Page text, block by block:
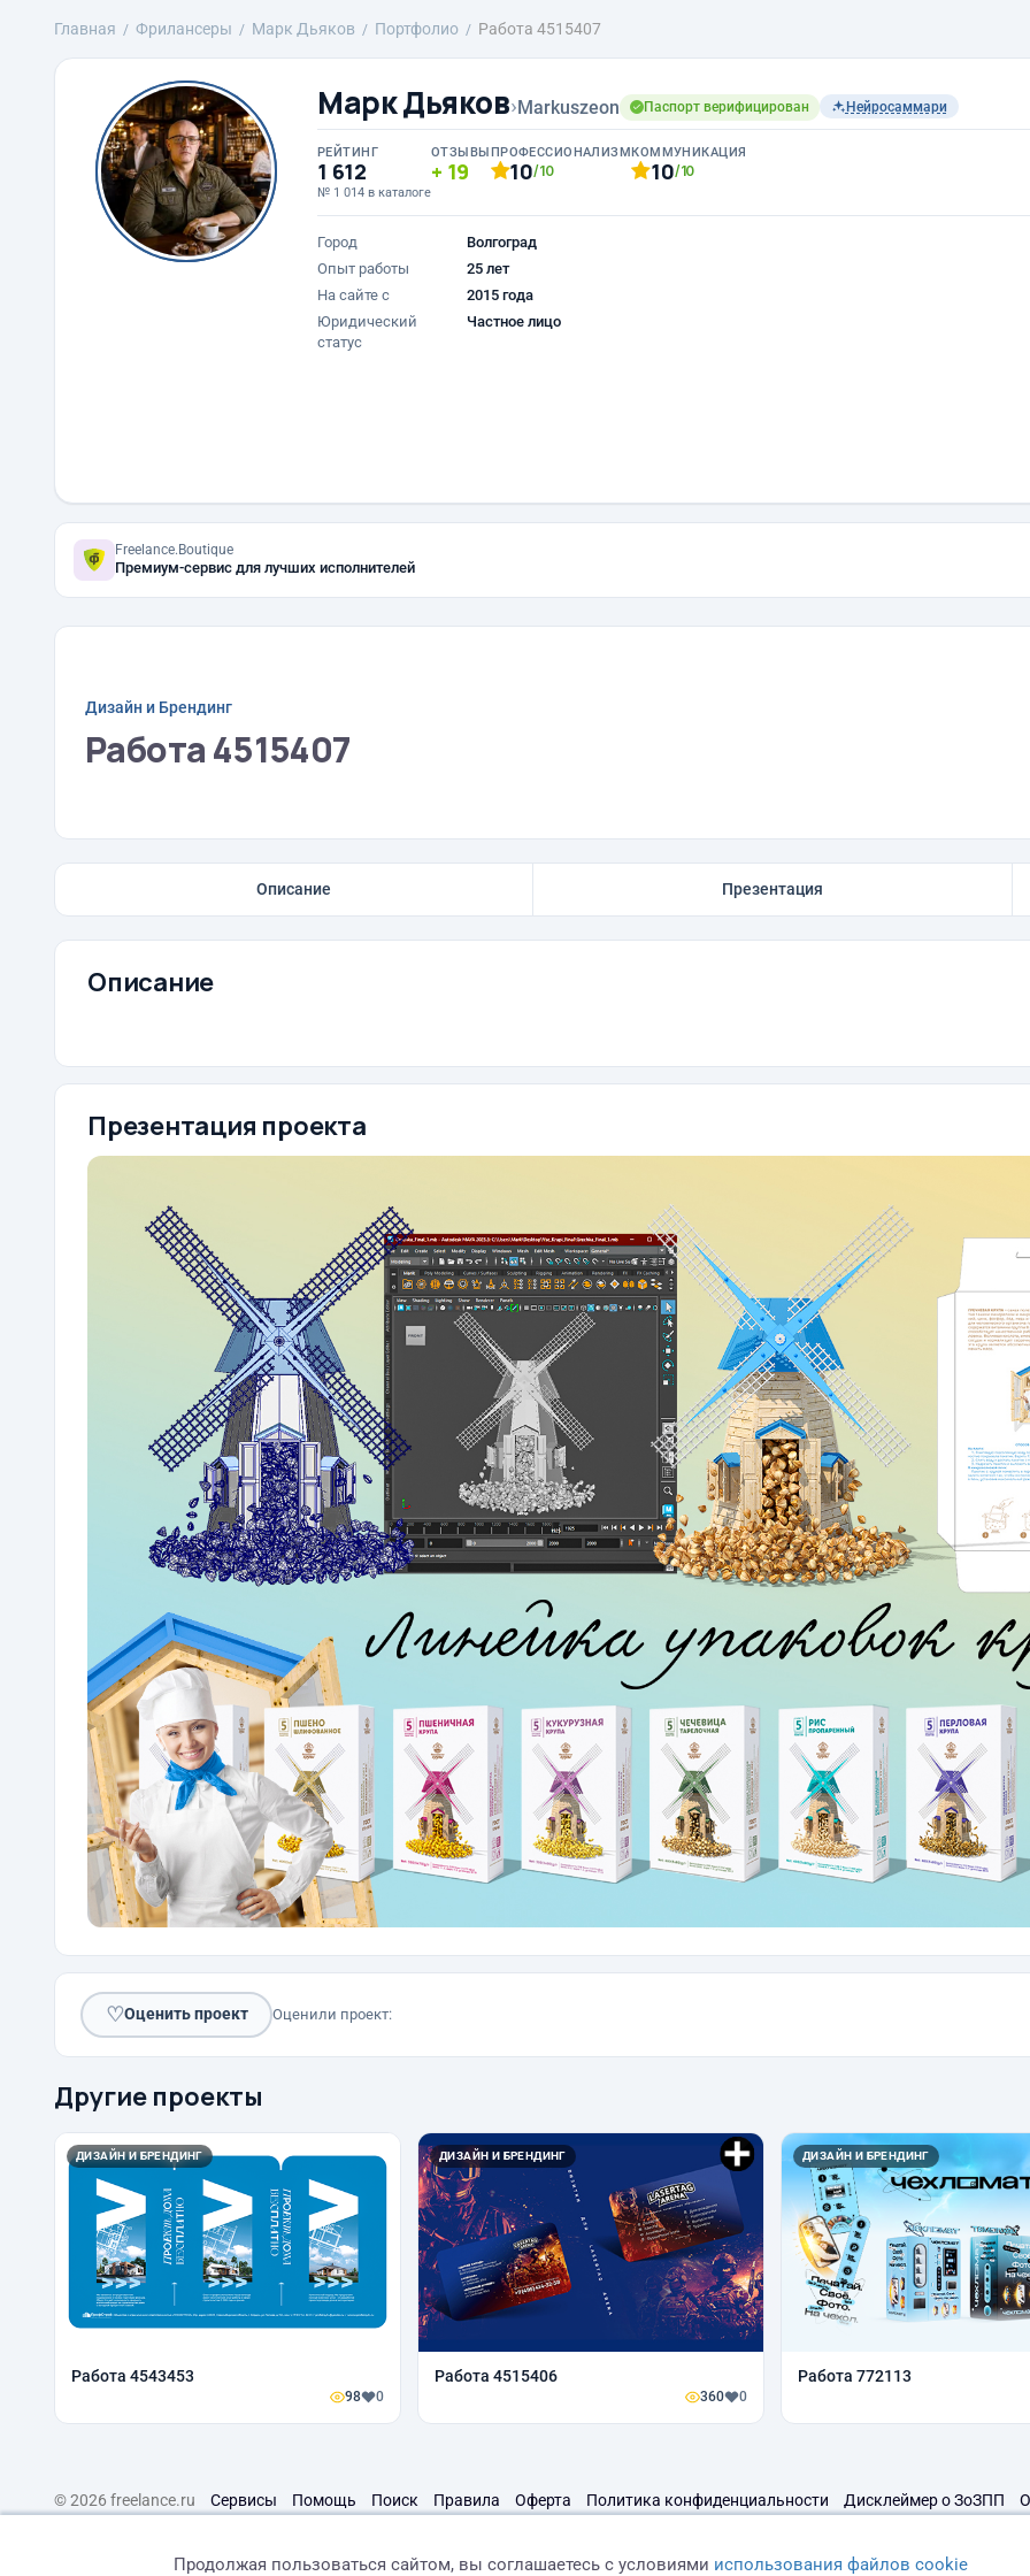
Главная Фрилансеры Марк Дьяков Портфолио Работа 4515407
Марк Дьяков›Markuszeon Паспорт верифицирован Нейросаммари
РЕЙТИНГ
1 612
№ 1 014 в каталоге
ОТЗЫВЫ
19
ПРОФЕССИОНАЛИЗМ
10/10
КОММУНИКАЦИЯ
10/10
Город
Волгоград
Опыт работы
25 лет
На сайте с
2015 года
Юридический
статус
Частное лицо
Freelance.Boutique
Премиум-сервис для лучших исполнителей
Дизайн и Брендинг
Работа 4515407
Описание Презентация
Описание
Презентация проекта
♡Оценить проект Оценили проект:
Другие проекты
ДИЗАЙН И БРЕНДИНГ
Работа 4543453
98 0
ДИЗАЙН И БРЕНДИНГ
Работа 4515406
360 0
ДИЗАЙН И БРЕНДИНГ
Работа 772113
© 2026 freelance.ru Сервисы Помощь Поиск Правила Оферта Политика конфиденциальности Дисклеймер о ЗоЗПП
Продолжая пользоваться сайтом, вы соглашаетесь с условиями использования файлов cookie